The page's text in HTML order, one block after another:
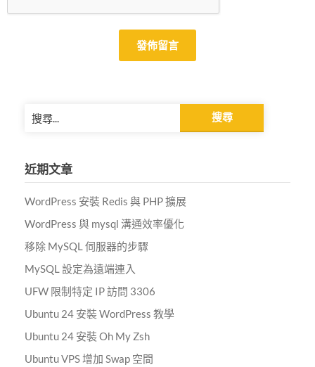
搜
尋
字:
近期文章
WordPress 安裝 Redis 與 PHP 擴展
WordPress 與 mysql 溝通效率優化
移除 MySQL 伺服器的步驟
MySQL 設定為遠端連入
UFW 限制特定 IP 訪問 3306
Ubuntu 24 安裝 WordPress 教學
Ubuntu 24 安裝 Oh My Zsh
Ubuntu VPS 增加 Swap 空間